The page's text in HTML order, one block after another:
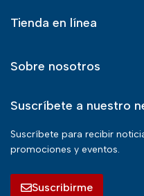
Tienda en línea
Sobre nosotros
Suscríbete a nuestro
Suscríbete para recibir
promociones y eventos.
Suscribirme